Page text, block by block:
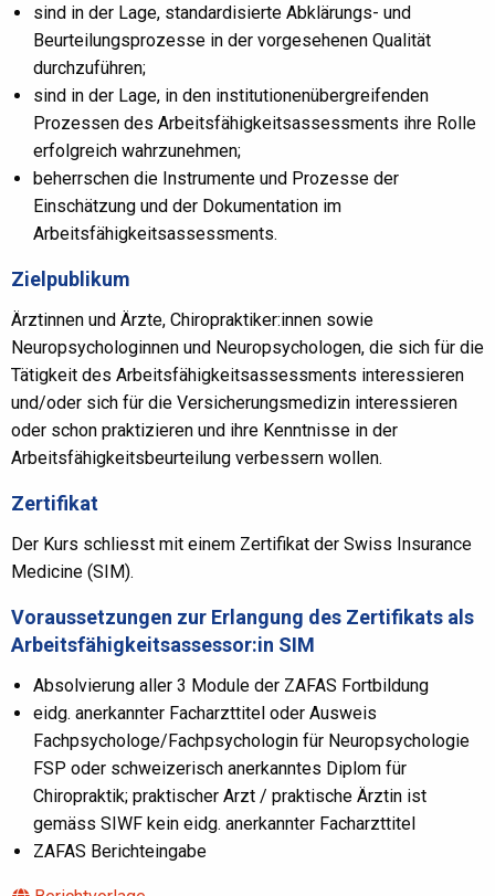
sind in der Lage, standardisierte Abklärungs- und
Beurteilungsprozesse in der vorgesehenen Qualität
durchzuführen;
sind in der Lage, in den institutionenübergreifenden
Prozessen des Arbeitsfähigkeitsassessments ihre Rolle
erfolgreich wahrzunehmen;
beherrschen die Instrumente und Prozesse der
Einschätzung und der Dokumentation im
Arbeitsfähigkeitsassessments.
Zielpublikum
Ärztinnen und Ärzte, Chiropraktiker:innen sowie
Neuropsychologinnen und Neuropsychologen, die sich für die
Tätigkeit des Arbeitsfähigkeitsassessments interessieren
und/oder sich für die Versicherungsmedizin interessieren
oder schon praktizieren und ihre Kenntnisse in der
Arbeitsfähigkeitsbeurteilung verbessern wollen.
Zertifikat
Der Kurs schliesst mit einem Zertifikat der Swiss Insurance
Medicine (SIM).
Voraussetzungen zur Erlangung des Zertifikats als
Arbeitsfähigkeitsassessor:in SIM
Absolvierung aller 3 Module der ZAFAS Fortbildung
eidg. anerkannter Facharzttitel oder Ausweis
Fachpsychologe/Fachpsychologin für Neuropsychologie
FSP oder schweizerisch anerkanntes Diplom für
Chiropraktik; praktischer Arzt / praktische Ärztin ist
gemäss SIWF kein eidg. anerkannter Facharzttitel
ZAFAS Berichteingabe